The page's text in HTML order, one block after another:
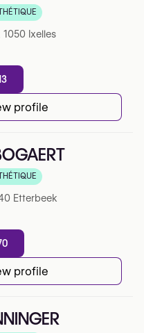
1050 Ixelles
profile
Etterbeek
profile